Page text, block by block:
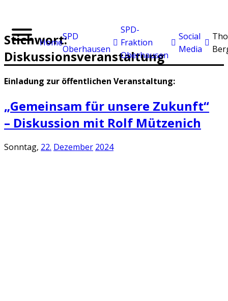
Home
SPD
Oberhausen
SPD-
Fraktion
Oberhausen
Social
Media
Stichwort:
Diskussionsveranstaltung
Einladung zur öffentlichen Veranstaltung:
„Gemeinsam für unsere Zukunft“
– Diskussion mit Rolf Mützenich
Sonntag, 22. Dezember 2024